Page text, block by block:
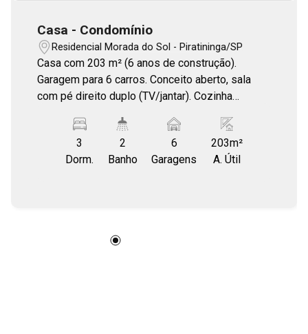
Casa - Condomínio
Residencial Morada do Sol - Piratininga/SP
Casa com 203 m² (6 anos de construção).
Garagem para 6 carros. Conceito aberto, sala
com pé direito duplo (TV/jantar). Cozinha
gás). Completa em armários, lavabo, área de
serviço com armário. Escritório no corredor de
acesso aos dormitórios Quintal com canil.
3
Dorm.
2
Banho
6
Garagens
203m²
A. Útil